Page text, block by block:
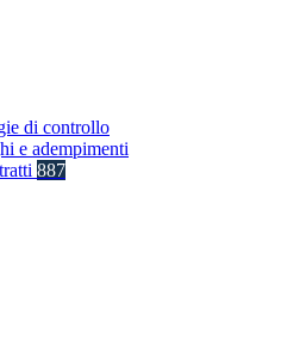
di controllo
e adempimenti
887